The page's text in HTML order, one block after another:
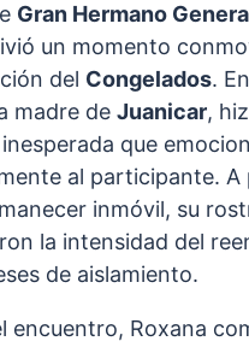
Gran Hermano
un momento
del Congelados.
madre de Juanicar,
que
al participante. A
inmóvil, su
la intensidad del
de aislamiento.
encuentro, Roxana